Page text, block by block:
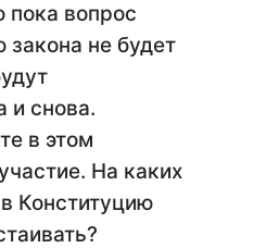
пока вопрос
не будет
и снова.
в этом
На каких
Конституцию